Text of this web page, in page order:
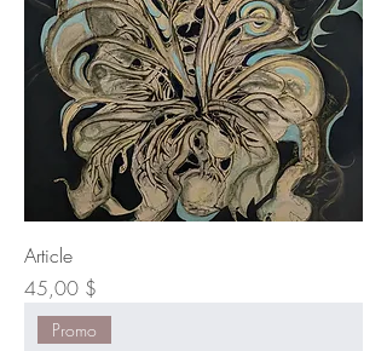
Article
Prix
45,00 $
Promo